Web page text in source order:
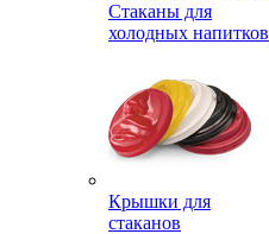
Стаканы для
холодных напитков
Крышки для
стаканов